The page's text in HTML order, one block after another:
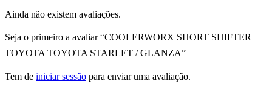
Ainda não existem avaliações.
Seja o primeiro a avaliar “COOLERWORX SHORT SHIFTER
TOYOTA TOYOTA STARLET / GLANZA”
Tem de iniciar sessão para enviar uma avaliação.